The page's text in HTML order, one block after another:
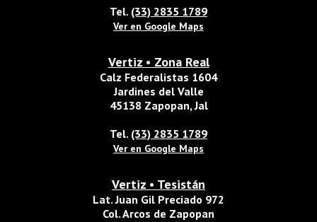
Tel. (33) 2835 1789
Ver en Google Maps
Vertiz • Zona Real
Calz Federalistas 1604
Jardines del Valle
45138 Zapopan, Jal
Tel. (33) 2835 1789
Ver en Google Maps
Vertiz • Tesistán
Lat. Juan Gil Preciado 972
Col. Arcos de Zapopan